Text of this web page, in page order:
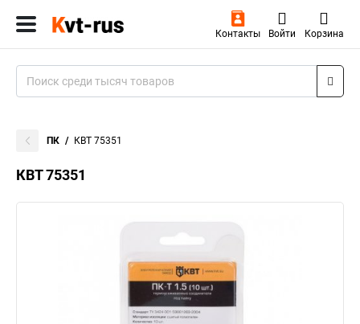
Контакты Войти Корзина
ПК КВТ 75351
КВТ 75351